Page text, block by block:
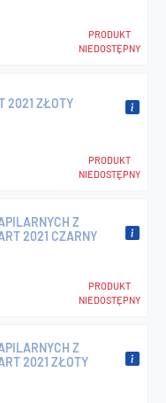
PRODUKT
NIEDOSTĘPNY
2021 ZŁOTY
PRODUKT
NIEDOSTĘPNY
Z
2021 CZARNY
PRODUKT
NIEDOSTĘPNY
Z
2021 ZŁOTY